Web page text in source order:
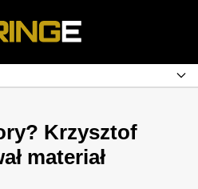
Krzysztof
materiał